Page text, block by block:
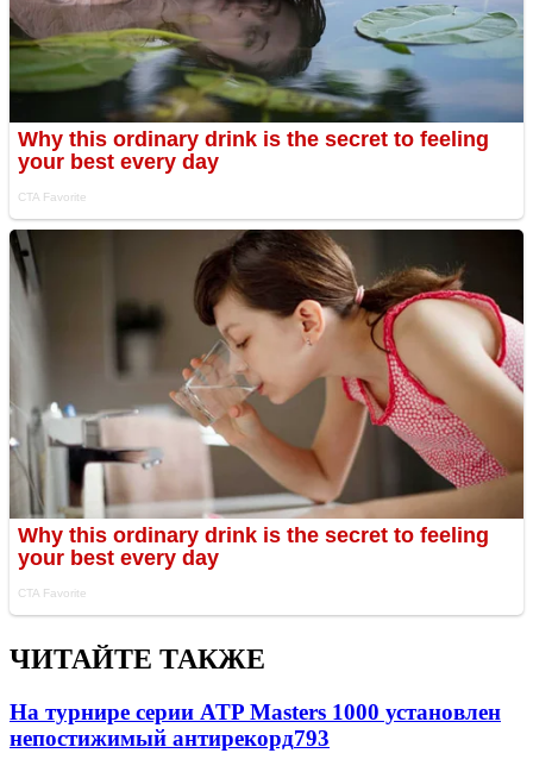
ЧИТАЙТЕ ТАКЖЕ
На турнире серии ATP Masters 1000 установлен
непостижимый антирекорд793